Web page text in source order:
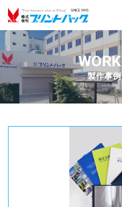
ン
テ
ツ
へ
製作事例